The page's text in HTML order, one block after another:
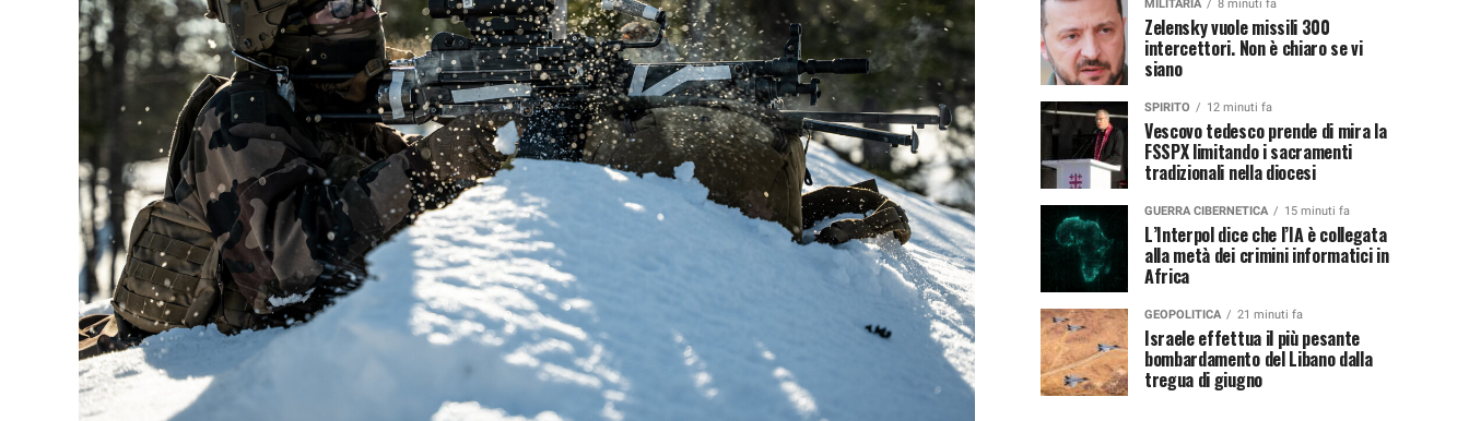
MILITARIA 8 minuti fa
Zelensky vuole missili 300
intercettori. Non è chiaro se vi
siano
SPIRITO 12 minuti fa
Vescovo tedesco prende di mira la
FSSPX limitando i sacramenti
tradizionali nella diocesi
GUERRA CIBERNETICA 15 minuti fa
L’Interpol dice che l’IA è collegata
alla metà dei crimini informatici in
Africa
GEOPOLITICA 21 minuti fa
Israele effettua il più pesante
bombardamento del Libano dalla
tregua di giugno